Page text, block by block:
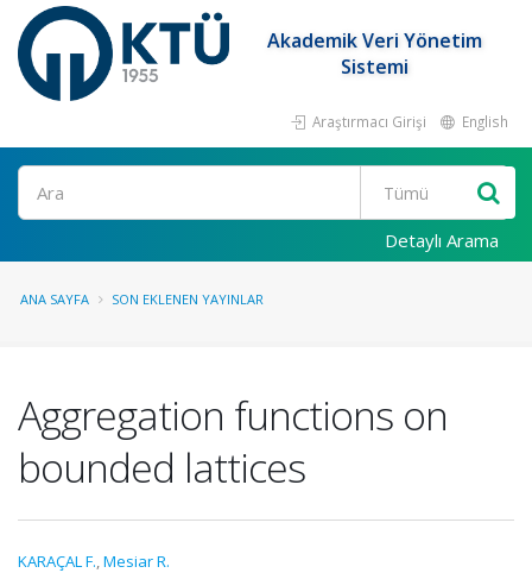
Akademik Veri Yönetim
Sistemi
Araştırmacı Girişi English
Ara
Detaylı Arama
ANA SAYFA SON EKLENEN YAYINLAR
Aggregation functions on
bounded lattices
KARAÇAL F.,Mesiar R.